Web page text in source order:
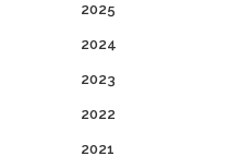
2025
2024
2023
2022
2021